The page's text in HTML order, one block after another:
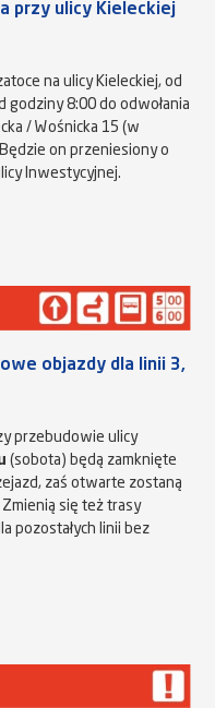
przy ulicy Kieleckiej
na ulicy Kieleckiej, od
godziny 8:00 do odwołania
/ Wośnicka 15 (w
on przeniesiony o
Inwestycyjnej.
objazdy dla linii 3,
przebudowie ulicy
(sobota) będą zamknięte
zaś otwarte zostaną
Zmienią się też trasy
pozostałych linii bez